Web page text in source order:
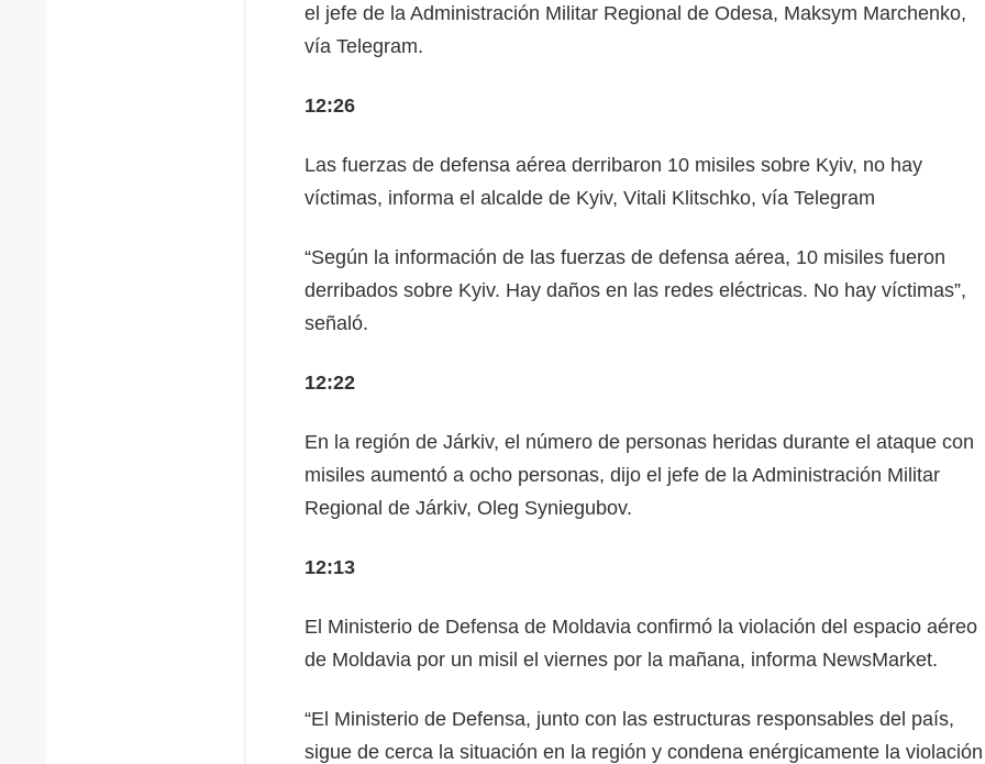
el jefe de la Administración Militar Regional de Odesa, Maksym Marchenko,
vía Telegram.
12:26
Las fuerzas de defensa aérea derribaron 10 misiles sobre Kyiv, no hay
víctimas, informa el alcalde de Kyiv, Vitali Klitschko, vía Telegram
“Según la información de las fuerzas de defensa aérea, 10 misiles fueron
derribados sobre Kyiv. Hay daños en las redes eléctricas. No hay víctimas”,
señaló.
12:22
En la región de Járkiv, el número de personas heridas durante el ataque con
misiles aumentó a ocho personas, dijo el jefe de la Administración Militar
Regional de Járkiv, Oleg Syniegubov.
12:13
El Ministerio de Defensa de Moldavia confirmó la violación del espacio aéreo
de Moldavia por un misil el viernes por la mañana, informa NewsMarket.
“El Ministerio de Defensa, junto con las estructuras responsables del país,
sigue de cerca la situación en la región y condena enérgicamente la violación